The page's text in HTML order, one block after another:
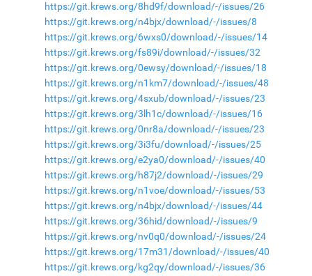
https://git.krews.org/8hd9f/download/-/issues/26
https://git.krews.org/n4bjx/download/-/issues/8
https://git.krews.org/6wxs0/download/-/issues/14
https://git.krews.org/fs89i/download/-/issues/32
https://git.krews.org/0ewsy/download/-/issues/18
https://git.krews.org/n1km7/download/-/issues/48
https://git.krews.org/4sxub/download/-/issues/23
https://git.krews.org/3lh1c/download/-/issues/16
https://git.krews.org/0nr8a/download/-/issues/23
https://git.krews.org/3i3fu/download/-/issues/25
https://git.krews.org/e2ya0/download/-/issues/40
https://git.krews.org/h87j2/download/-/issues/29
https://git.krews.org/n1voe/download/-/issues/53
https://git.krews.org/n4bjx/download/-/issues/44
https://git.krews.org/36hid/download/-/issues/9
https://git.krews.org/nv0q0/download/-/issues/24
https://git.krews.org/17m31/download/-/issues/40
https://git.krews.org/kg2qy/download/-/issues/36